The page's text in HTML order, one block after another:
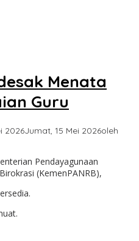
Menata
Guru
2026Jumat, 15 Mei 2026oleh
Pendayagunaan
(KemenPANRB),